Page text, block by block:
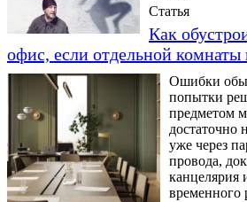
Статья
Как
офис, если отдельной комнаты
Ошибки
попытки
предметом
достаточно
уже через
провода,
временного